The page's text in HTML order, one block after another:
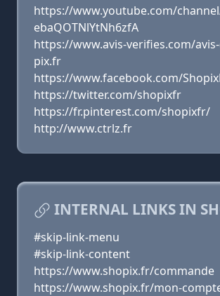
https://www.youtube.com/
ebaQOTNlYtNh6zfA
https://www.avis-verifies.com/
pix.fr
https://www.facebook.com/
https://twitter.com/shopixfr
https://fr.pinterest.com/shopixfr/
http://www.ctrlz.fr
INTERNAL LINKS IN
#skip-link-menu
#skip-link-content
https://www.shopix.fr/commande
https://www.shopix.fr/mon-